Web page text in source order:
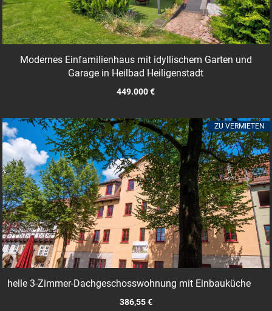
Modernes Einfamilienhaus mit idyllischem Garten und
Garage in Heilbad Heiligenstadt
449.000 €
helle 3-Zimmer-Dachgeschosswohnung mit Einbauküche
386,55 €
ZU VERMIETEN